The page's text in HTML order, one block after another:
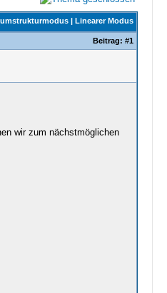
| Linearer Modus
Beitrag: #1
wir zum nächstmöglichen